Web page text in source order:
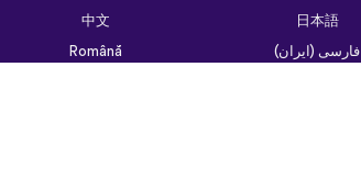
中文 日本語
Română فارسی (ایران)